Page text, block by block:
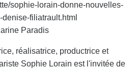
sophie-lorain-donne-nouvelles-
denise-filiatrault.html
Paradis
réalisatrice, productrice et
Sophie Lorain est l'invitée de